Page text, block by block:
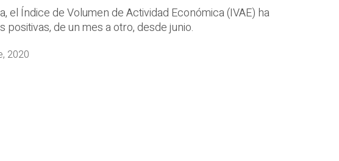
el Índice de Volumen de Actividad Económica (IVAE) ha
positivas, de un mes a otro, desde junio.
2020